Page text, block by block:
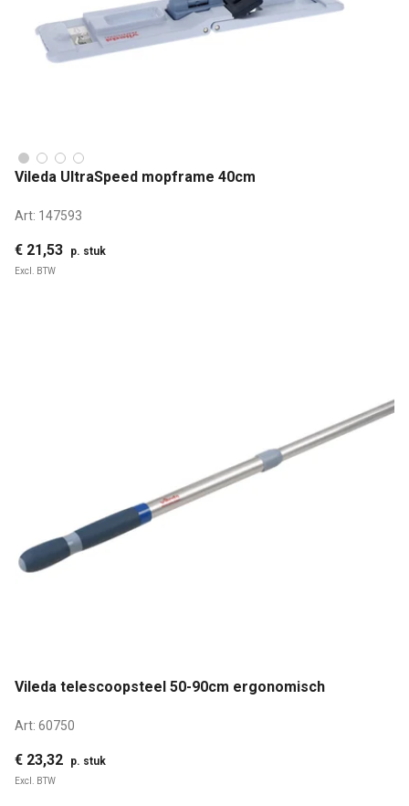
Vileda UltraSpeed mopframe 40cm
Art: 147593
€ 21,53 p. stuk
Excl. BTW
Vileda telescoopsteel 50-90cm ergonomisch
Art: 60750
€ 23,32 p. stuk
Excl. BTW